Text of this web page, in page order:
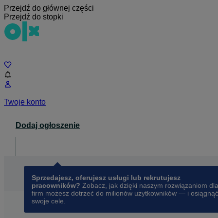
Przejdź do głównej części
Przejdź do stopki
Twoje konto
Dodaj ogłoszenie
Sprzedajesz, oferujesz usługi lub rekrutujesz
pracowników? Zobacz, jak dzięki naszym rozwiązaniom dla
firm możesz dotrzeć do milionów użytkowników — i osiągnąć
swoje cele.